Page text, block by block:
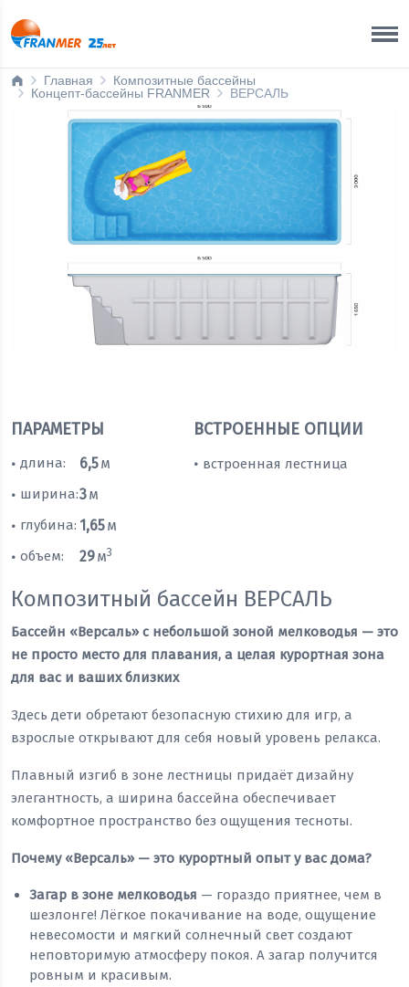
Главная
Композитные бассейны
Концепт-бассейны FRANMER
ВЕРСАЛЬ
ПАРАМЕТРЫ
• длина: 6,5м
• ширина:3м
• глубина: 1,65м
• объем: 29м3
ВСТРОЕННЫЕ ОПЦИИ
• встроенная лестница
Композитный бассейн ВЕРСАЛЬ
Бассейн «Версаль» с небольшой зоной мелководья — это
не просто место для плавания, а целая курортная зона
для вас и ваших близких
Здесь дети обретают безопасную стихию для игр, а
взрослые открывают для себя новый уровень релакса.
Плавный изгиб в зоне лестницы придаёт дизайну
элегантность, а ширина бассейна обеспечивает
комфортное пространство без ощущения тесноты.
Почему «Версаль» — это курортный опыт у вас дома?
Загар в зоне мелководья — гораздо приятнее, чем в
шезлонге! Лёгкое покачивание на воде, ощущение
невесомости и мягкий солнечный свет создают
неповторимую атмосферу покоя. А загар получится
ровным и красивым.